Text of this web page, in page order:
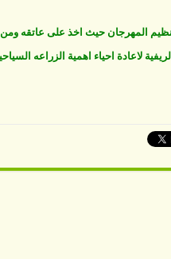
المهرجان حيث اخذ على عاتقه ومن
لاعادة احياء اهمية الزراعه